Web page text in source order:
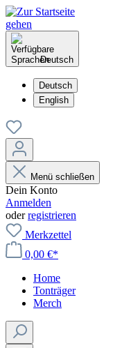
Deutsch
Deutsch
English
Menü schließen
Dein Konto
Anmelden
oderregistrieren
Merkzettel
0,00 €*
Home
Tonträger
Merch